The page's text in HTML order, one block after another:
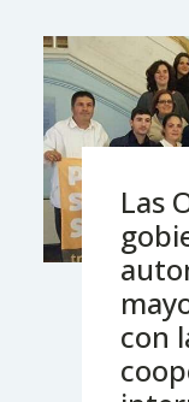
Las
con